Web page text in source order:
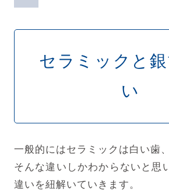
セラミックと
い
一般的にはセラミックは白い歯
そんな違いしかわからないと思
違いを紐解いていきます。